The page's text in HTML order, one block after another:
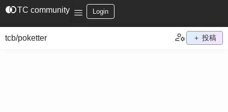
join_leftTC community Login
tcb/poketter ＋ 投稿